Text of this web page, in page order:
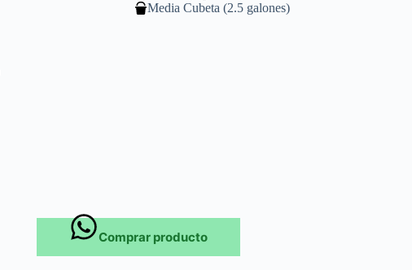
Media Cubeta (2.5 galones)
Comprar producto